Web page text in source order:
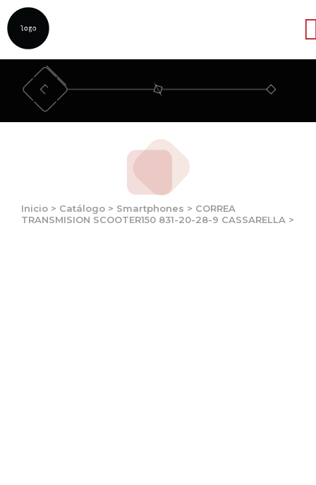
Inicio > Catálogo > Smartphones > CORREA
TRANSMISION SCOOTER150 831-20-28-9 CASSARELLA >